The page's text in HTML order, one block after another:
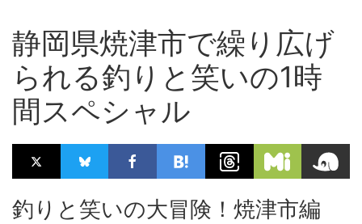
静岡県焼津市で繰り広げ
られる釣りと笑いの1時
間スペシャル
釣りと笑いの大冒険！焼津市編